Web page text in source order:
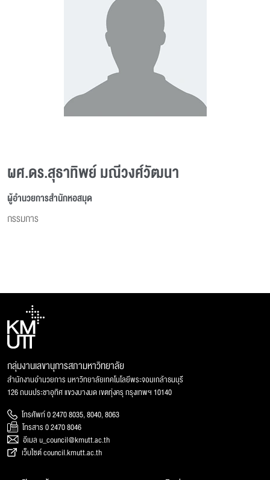
ผศ.ดร.สุธาทิพย์ มณีวงศ์วัฒนา
ผู้อำนวยการสำนักหอสมุด
กรรมการ
กลุ่มงานเลขานุการสภามหาวิทยาลัย
สำนักงานอำนวยการ มหาวิทยาลัยเทคโนโลยีพระจอมเกล้าธนบุรี
126 ถนนประชาอุทิศ แขวงบางมด เขตทุ่งครุ กรุงเทพฯ 10140
โทรศัพท์ 0 2470 8035, 8040, 8063
โทรสาร 0 2470 8046
อีเมล u_council@kmutt.ac.th
เว็บไซต์ council.kmutt.ac.th